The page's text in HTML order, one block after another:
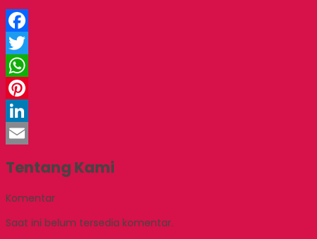
Facebook
Twitter
WhatsApp
Pinterest
LinkedIn
Tentang Kami
Komentar
Saat ini belum tersedia komentar.